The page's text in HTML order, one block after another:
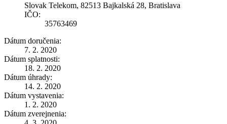
Slovak Telekom, 82513 Bajkalská 28, Bratislava
IČO:
35763469
Dátum doručenia:
7. 2. 2020
Dátum splatnosti:
18. 2. 2020
Dátum úhrady:
14. 2. 2020
Dátum vystavenia:
1. 2. 2020
Dátum zverejnenia: